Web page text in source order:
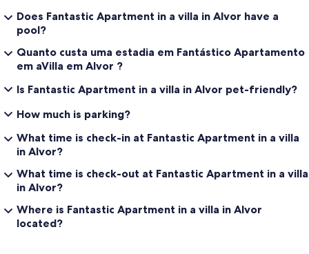
Does Fantastic Apartment in a villa in Alvor have a
pool?
Quanto custa uma estadia em Fantástico Apartamento
em aVilla em Alvor ?
Is Fantastic Apartment in a villa in Alvor pet-friendly?
How much is parking?
What time is check-in at Fantastic Apartment in a villa
in Alvor?
What time is check-out at Fantastic Apartment in a villa
in Alvor?
Where is Fantastic Apartment in a villa in Alvor
located?